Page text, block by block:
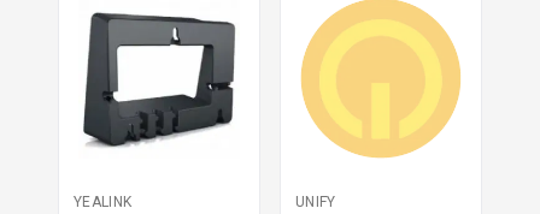
YEALINK UNIFY